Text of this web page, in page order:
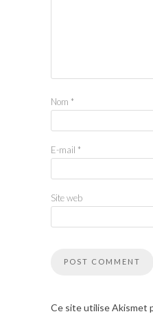
Nom *
E-mail *
Site web
Ce site utilise Akismet